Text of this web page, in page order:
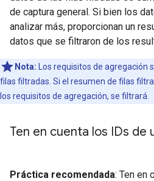
de captura general. Si bien los
analizar más, proporcionan un
datos que se filtraron de los
Nota: Los requisitos de agregación
filas filtradas. Si el resumen de filas
los requisitos de agregación, se filtrará.
Ten en cuenta los IDs de
Práctica recomendada: Ten en